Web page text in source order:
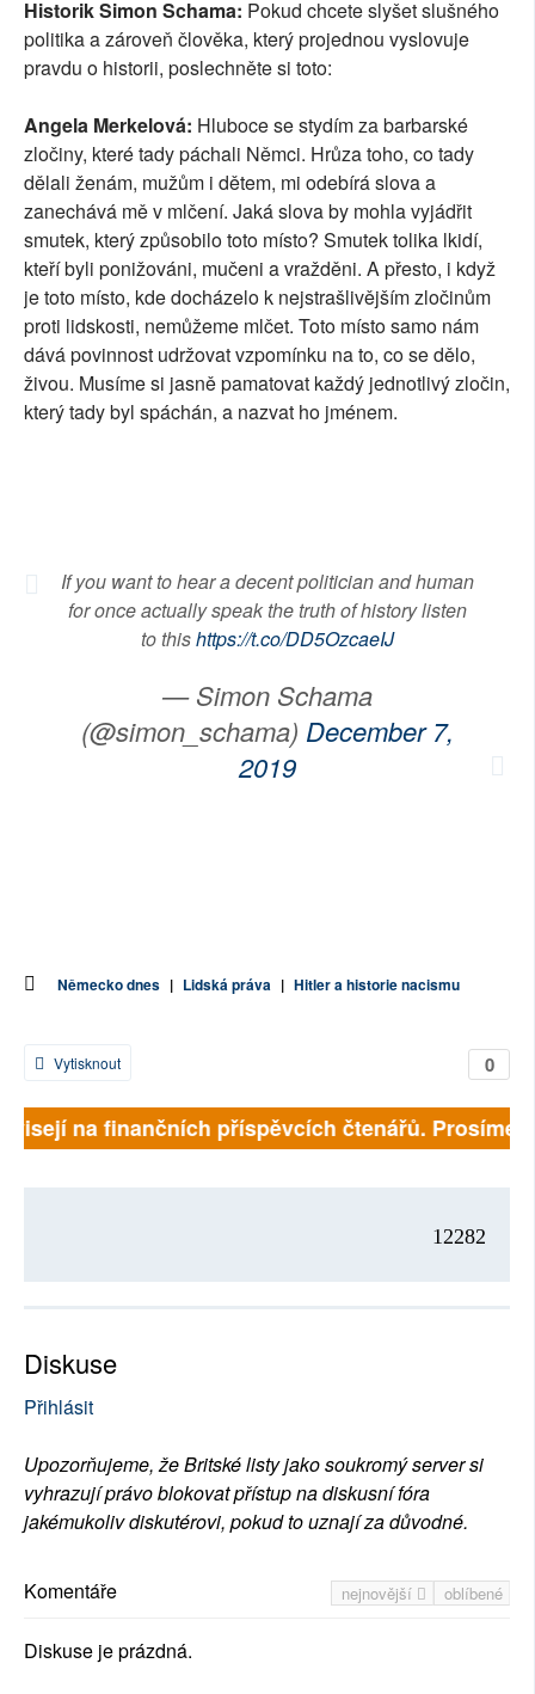
SOCIÁLNÍ SÍTĚ
RUBRIKY
PLNÁ VERZE STRÁNEK
Historik Simon Schama: Pokud chcete slyšet slušného
politika a zároveň člověka, který projednou vyslovuje
pravdu o historii, poslechněte si toto:
Angela Merkelová: Hluboce se stydím za barbarské
zločiny, které tady páchali Němci. Hrůza toho, co tady
dělali ženám, mužům i dětem, mi odebírá slova a
zanechává mě v mlčení. Jaká slova by mohla vyjádřit
smutek, který způsobilo toto místo? Smutek tolika lkidí,
kteří byli ponižováni, mučeni a vražděni. A přesto, i když
je toto místo, kde docházelo k nejstrašlivějším zločinům
proti lidskosti, nemůžeme mlčet. Toto místo samo nám
dává povinnost udržovat vzpomínku na to, co se dělo,
živou. Musíme si jasně pamatovat každý jednotlivý zločin,
který tady byl spáchán, a nazvat ho jménem.
If you want to hear a decent politician and human
for once actually speak the truth of history listen
to thishttps://t.co/DD5OzcaeIJ
— Simon Schama
(@simon_schama) December 7,
2019
Německo dnes | Lidská práva | Hitler a historie nacismu
0
Vytisknout
na finančních příspěvcích čtenářů. Prosíme,
12282
Diskuse
Přihlásit
Upozorňujeme, že Britské listy jako soukromý server si
vyhrazují právo blokovat přístup na diskusní fóra
jakémukoliv diskutérovi, pokud to uznají za důvodné.
nejnovější oblíbené
Komentáře
Diskuse je prázdná.